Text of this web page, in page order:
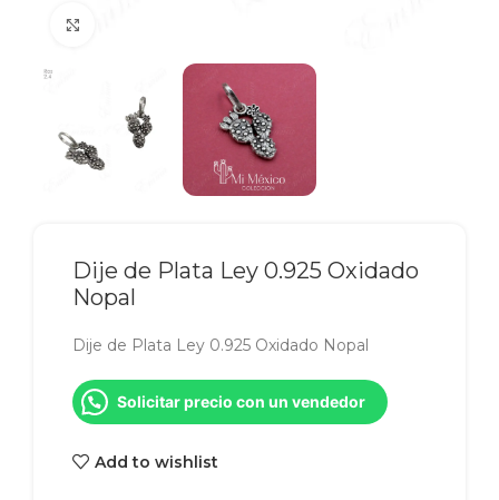
Dije de Plata Ley 0.925 Oxidado
Nopal
Dije de Plata Ley 0.925 Oxidado Nopal
Solicitar precio con un vendedor
Add to wishlist